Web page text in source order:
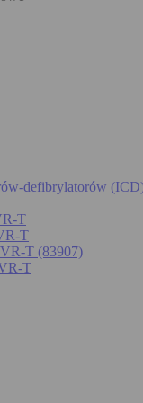
defibrylatorów
T
T
T (83907)
T